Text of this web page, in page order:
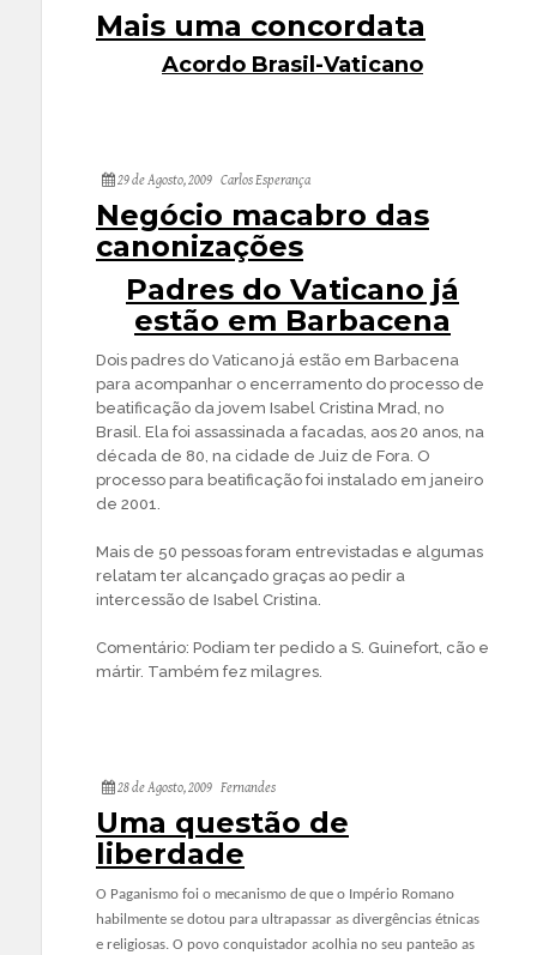
Mais uma concordata
Acordo Brasil-Vaticano
29 de Agosto, 2009 Carlos Esperança
Negócio macabro das
canonizações
Padres do Vaticano já
estão em Barbacena
Dois padres do Vaticano já estão em Barbacena
para acompanhar o encerramento do processo de
beatificação da jovem Isabel Cristina Mrad, no
Brasil. Ela foi assassinada a facadas, aos 20 anos, na
década de 80, na cidade de Juiz de Fora. O
processo para beatificação foi instalado em janeiro
de 2001.
Mais de 50 pessoas foram entrevistadas e algumas
relatam ter alcançado graças ao pedir a
intercessão de Isabel Cristina.
Comentário: Podiam ter pedido a S. Guinefort, cão e
mártir. Também fez milagres.
28 de Agosto, 2009 Fernandes
Uma questão de
liberdade
O Paganismo foi o mecanismo de que o Império Romano
habilmente se dotou para ultrapassar as divergências étnicas
e religiosas. O povo conquistador acolhia no seu panteão as